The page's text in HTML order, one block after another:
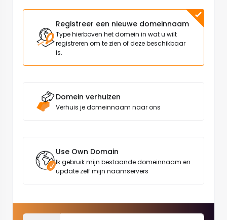
Registreer een nieuwe domeinnaam
Type hierboven het domein in wat u wilt
registreren om te zien of deze beschikbaar
is.
Domein verhuizen
Verhuis je domeinnaam naar ons
Use Own Domain
Ik gebruik mijn bestaande domeinnaam en
update zelf mijn naamservers